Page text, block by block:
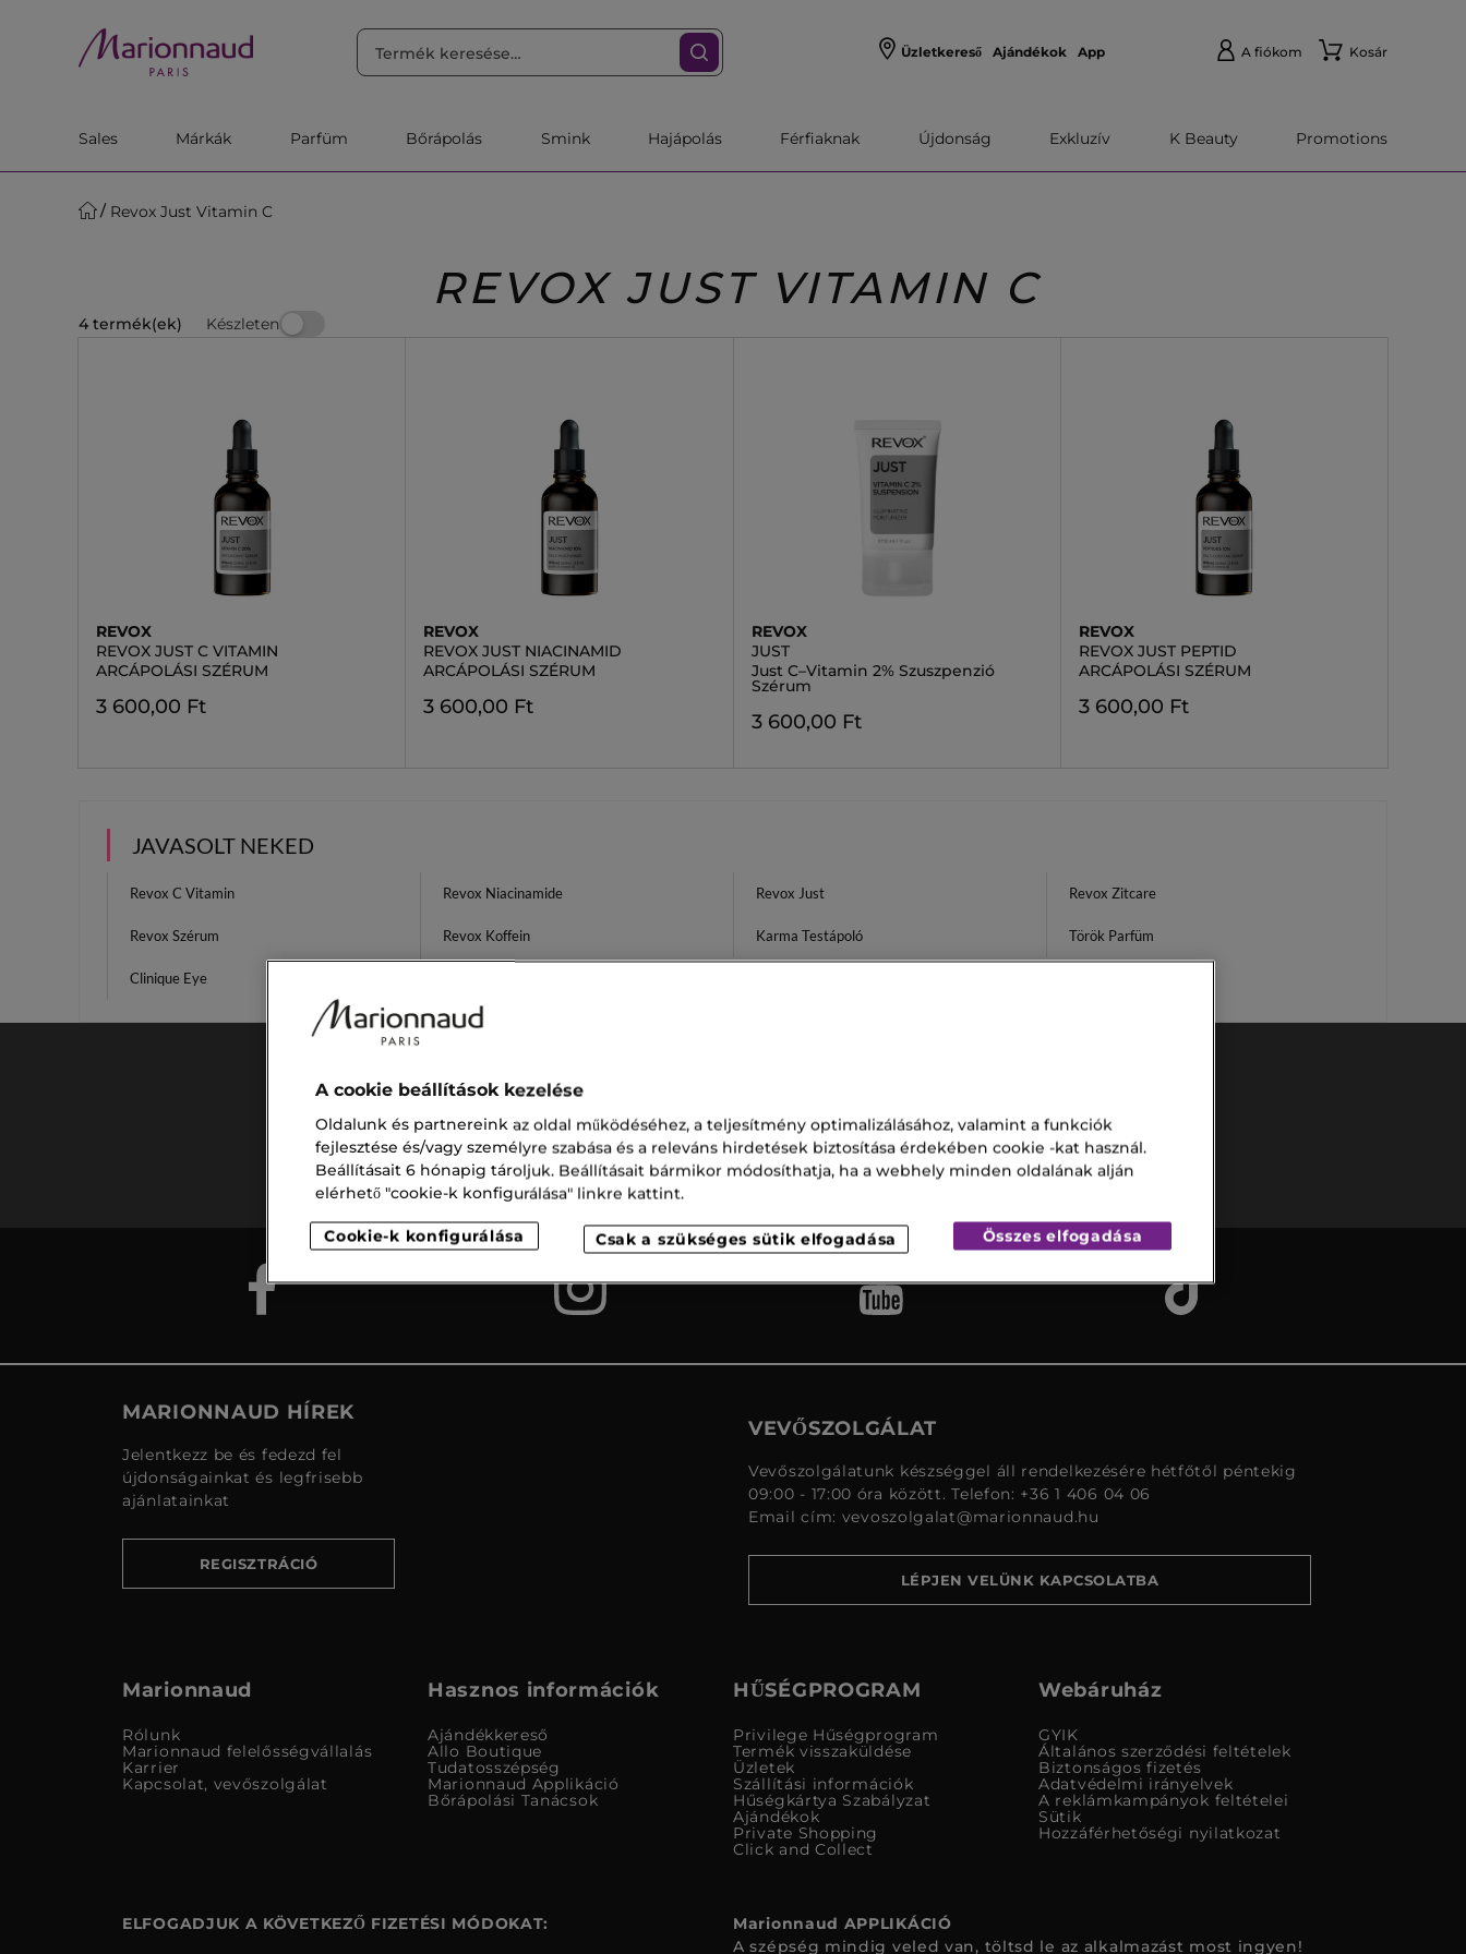
Üzletkereső Ajándékok App A fiókom Kosár
Sales Márkák Parfüm Bőrápolás Smink Hajápolás Férfiaknak Újdonság Exkluzív K Beauty Promotions
Revox Just Vitamin C
REVOX JUST VITAMIN C
4 termék(ek) Készleten
REVOX
REVOX JUST C VITAMIN
ARCÁPOLÁSI SZÉRUM
3 600,00 Ft
REVOX
REVOX JUST NIACINAMID
ARCÁPOLÁSI SZÉRUM
3 600,00 Ft
REVOX
JUST
Just C–Vitamin 2% Szuszpenzió
Szérum
3 600,00 Ft
REVOX
REVOX JUST PEPTID
ARCÁPOLÁSI SZÉRUM
3 600,00 Ft
JAVASOLT NEKED
Revox C Vitamin Revox Niacinamide Revox Just Revox Zitcare
Revox Szérum Revox Koffein Karma Testápoló Török Parfüm
Clinique Eye
Ingyenes
szállítás
15.000 ft
felett
Ingyenes
szállítás az
üzletbe
Vevőszolgálat
Biztonságos
fizetés
MARIONNAUD HÍREK
Jelentkezz be és fedezd fel
újdonságainkat és legfrisebb
ajánlatainkat
REGISZTRÁCIÓ
VEVŐSZOLGÁLAT
Vevőszolgálatunk készséggel áll rendelkezésére hétfőtől péntekig
09:00 - 17:00 óra között. Telefon: +36 1 406 04 06
Email cím: vevoszolgalat@marionnaud.hu
LÉPJEN VELÜNK KAPCSOLATBA
Marionnaud
Rólunk
Marionnaud felelősségvállalás
Karrier
Kapcsolat, vevőszolgálat
Hasznos információk
Ajándékkereső
Allo Boutique
Tudatosszépség
Marionnaud Applikáció
Bőrápolási Tanácsok
HŰSÉGPROGRAM
Privilege Hűségprogram
Termék visszaküldése
Üzletek
Szállítási információk
Hűségkártya Szabályzat
Ajándékok
Private Shopping
Click and Collect
Webáruház
GYIK
Általános szerződési feltételek
Biztonságos fizetés
Adatvédelmi irányelvek
A reklámkampányok feltételei
Sütik
Hozzáférhetőségi nyilatkozat
ELFOGADJUK A KÖVETKEZŐ FIZETÉSI MÓDOKAT:
Marionnaud APPLIKÁCIÓ
A szépség mindig veled van, töltsd le az alkalmazást most ingyen!
A cookie beállítások kezelése
Oldalunk és partnereink az oldal működéséhez, a teljesítmény optimalizálásához, valamint a funkciók
fejlesztése és/vagy személyre szabása és a releváns hirdetések biztosítása érdekében cookie -kat használ.
Beállításait 6 hónapig tároljuk. Beállításait bármikor módosíthatja, ha a webhely minden oldalának alján
elérhető "cookie-k konfigurálása" linkre kattint.
Cookie-k konfigurálása Csak a szükséges sütik elfogadása Összes elfogadása